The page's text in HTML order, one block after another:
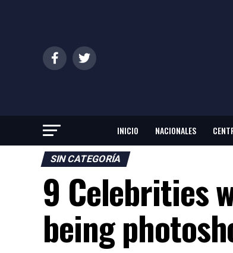
INICIO NACIONALES
SIN CATEGORÍA
9 Celebrities
being